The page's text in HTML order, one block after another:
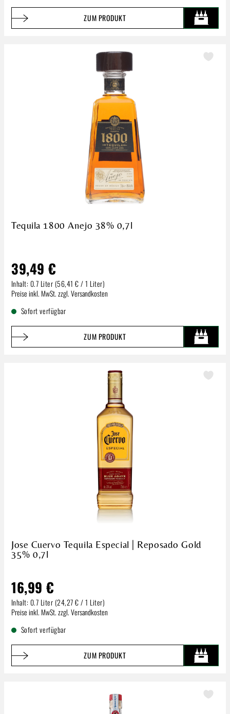
ZUM PRODUKT
Tequila 1800 Anejo 38% 0,7l
39,49 €
Inhalt: 0.7 Liter (56,41 € / 1 Liter)
Regulärer Preis:
Preise inkl. MwSt. zzgl. Versandkosten
Sofort verfügbar
ZUM PRODUKT
Jose Cuervo Tequila Especial | Reposado Gold
35% 0,7l
16,99 €
Inhalt: 0.7 Liter (24,27 € / 1 Liter)
Regulärer Preis:
Preise inkl. MwSt. zzgl. Versandkosten
Sofort verfügbar
ZUM PRODUKT